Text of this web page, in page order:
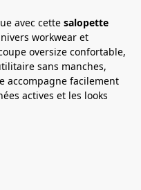
avec cette salopette
workwear et
oversize confortable,
sans manches,
accompagne facilement
actives et les looks